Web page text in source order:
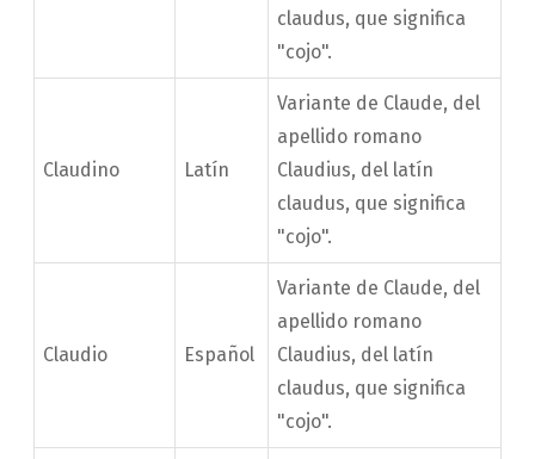
claudus, que significa
"cojo".
Claudino Latín
Variante de Claude, del
apellido romano
Claudius, del latín
claudus, que significa
"cojo".
Claudio Español
Variante de Claude, del
apellido romano
Claudius, del latín
claudus, que significa
"cojo".